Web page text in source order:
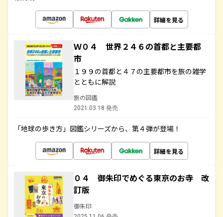
詳細を見る
Ｗ０４ 世界２４６の首都と主要都
市
１９９の首都と４７の主要都市を旅の雑学
とともに解説
旅の図鑑
2021.03.18 発売
「地球の歩き方」図鑑シリーズから、第４弾が登場！
詳細を見る
０４ 御朱印でめぐる東京のお寺 改
訂版
御朱印